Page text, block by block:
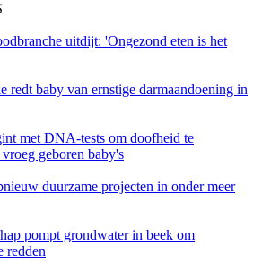
uitdijt: 'Ongezond eten is het
redt baby van ernstige darmaandoening in
met DNA-tests om doofheid te
geboren baby's
duurzame projecten in onder meer
pompt grondwater in beek om
redden